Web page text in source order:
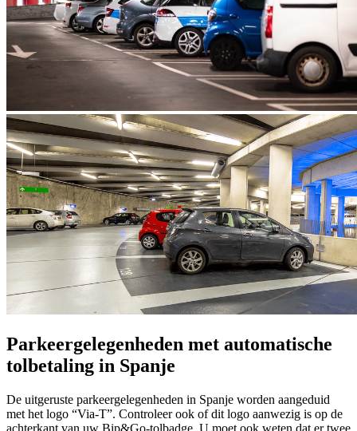
Parkeergelegenheden met automatische
tolbetaling in Spanje
De uitgeruste parkeergelegenheden in Spanje worden aangeduid
met het logo “Via-T”. Controleer ook of dit logo aanwezig is op de
achterkant van uw Bip&Go-tolbadge. U moet ook weten dat er twee